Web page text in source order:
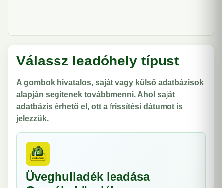
Válassz leadóhely típust
A gombok hivatalos, saját vagy külső adatbázisok
alapján segítenek továbbmenni. Ahol saját
adatbázis érhető el, ott a frissítési dátumot is
jelezzük.
Üveghulladék leadása